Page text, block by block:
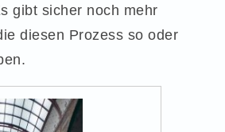
gibt sicher noch mehr
diesen Prozess so oder